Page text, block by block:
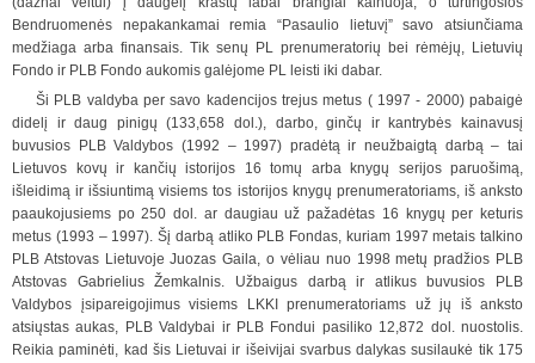
Bendruomenės nepakankamai remia “Pasaulio lietuvį” savo atsiunčiama
medžiaga arba finansais. Tik senų PL prenumeratorių bei rėmėjų, Lietuvių
Fondo ir PLB Fondo aukomis galėjome PL leisti iki dabar.
Ši PLB valdyba per savo kadencijos trejus metus ( 1997 - 2000) pabaigė
didelį ir daug pinigų (133,658 dol.), darbo, ginčų ir kantrybės kainavusį
buvusios PLB Valdybos (1992 – 1997) pradėtą ir neužbaigtą darbą – tai
Lietuvos kovų ir kančių istorijos 16 tomų arba knygų serijos paruošimą,
išleidimą ir išsiuntimą visiems tos istorijos knygų prenumeratoriams, iš anksto
paaukojusiems po 250 dol. ar daugiau už pažadėtas 16 knygų per keturis
metus (1993 – 1997). Šį darbą atliko PLB Fondas, kuriam 1997 metais talkino
PLB Atstovas Lietuvoje Juozas Gaila, o vėliau nuo 1998 metų pradžios PLB
Atstovas Gabrielius Žemkalnis. Užbaigus darbą ir atlikus buvusios PLB
Valdybos įsipareigojimus visiems LKKI prenumeratoriams už jų iš anksto
atsiųstas aukas, PLB Valdybai ir PLB Fondui pasiliko 12,872 dol. nuostolis.
Reikia paminėti, kad šis Lietuvai ir išeivijai svarbus dalykas susilaukė tik 175